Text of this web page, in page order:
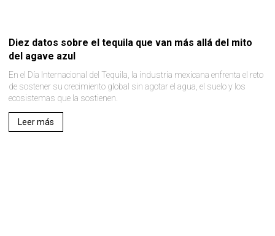
Diez datos sobre el tequila que van más allá del mito
del agave azul
En el Día Internacional del Tequila, la industria mexicana enfrenta el reto
de sostener su crecimiento global sin agotar el agua, el suelo y los
ecosistemas que la sostienen.
Leer más